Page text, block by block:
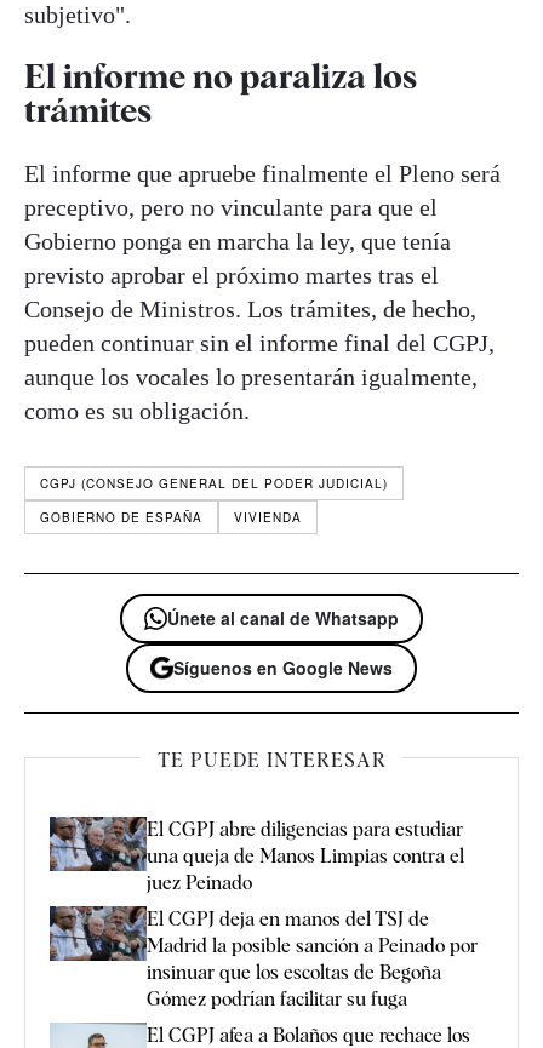
subjetivo".
El informe no paraliza los
trámites
El informe que apruebe finalmente el Pleno será
preceptivo, pero no vinculante para que el
Gobierno ponga en marcha la ley, que tenía
previsto aprobar el próximo martes tras el
Consejo de Ministros. Los trámites, de hecho,
pueden continuar sin el informe final del CGPJ,
aunque los vocales lo presentarán igualmente,
como es su obligación.
CGPJ (CONSEJO GENERAL DEL PODER JUDICIAL)
GOBIERNO DE ESPAÑA
VIVIENDA
Únete al canal de Whatsapp
Síguenos en Google News
TE PUEDE INTERESAR
El CGPJ abre diligencias para estudiar
una queja de Manos Limpias contra el
juez Peinado
El CGPJ deja en manos del TSJ de
Madrid la posible sanción a Peinado por
insinuar que los escoltas de Begoña
Gómez podrían facilitar su fuga
El CGPJ afea a Bolaños que rechace los